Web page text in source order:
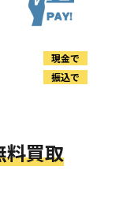
現金で
振込で
料買取